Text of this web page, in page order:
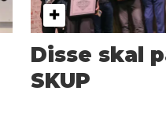
Disse skal
SKUP